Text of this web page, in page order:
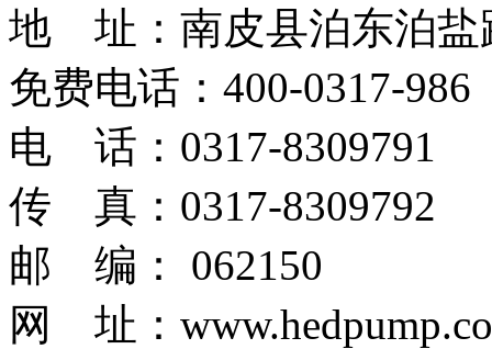
地 址：南皮县泊东泊盐
免费电话：400-0317-986
电 话：0317-8309791
传 真：0317-8309792
邮 编： 062150
网 址：